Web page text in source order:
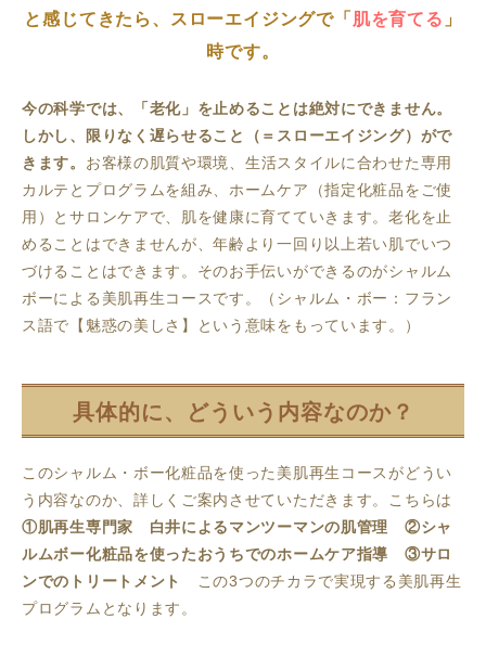
と感じてきたら、スローエイジングで「肌を育てる」
時です。
今の科学では、「老化」を止めることは絶対にできません。
しかし、限りなく遅らせること（＝スローエイジング）がで
きます。 お客様の肌質や環境、生活スタイルに合わせた専用
カルテとプログラムを組み、ホームケア（指定化粧品をご使
用）とサロンケアで、肌を健康に育てていきます。老化を止
めることはできませんが、年齢より一回り以上若い肌でいつ
づけることはできます。そのお手伝いができるのがシャルム
ボーによる美肌再生コースです。（シャルム・ボー：フラン
ス語で【魅惑の美しさ】という意味をもっています。）
具体的に、どういう内容なのか？
このシャルム・ボー化粧品を使った美肌再生コースがどうい
う内容なのか、詳しくご案内させていただきます。こちらは
①肌再生専門家 白井によるマンツーマンの肌管理 ②シャ
ルムボー化粧品を使ったおうちでのホームケア指導 ③サロ
ンでのトリートメント
この3つのチカラで実現する美肌再生
プログラムとなります。